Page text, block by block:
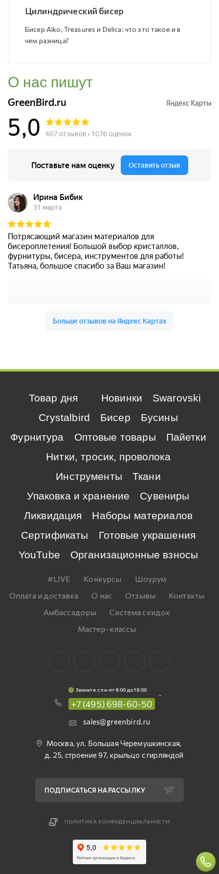
Цилиндрический бисер
Бисер Aiko, Treasures и Delica: что это такое и в
чем разница?
О нас пишут
Товар дня Новинки
Swarovski
Crystalbird
Бисер
Бусины
Фурнитура
Оптовые товары
Пайетки
Нитки, тросик, проволока
Инструменты
Ткани
Упаковка и хранение
Сувениры
Ликвидация
Наборы материалов
Сертификаты
Готовые украшения
YouTube
Организационные взносы
#LIVE Конкурсы
Шоурум
Оплата и доставка
О нас Отзывы
Контакты
Амбассадоры
Система скидок
Мастер-классы
Звоните: c пн-пт 9:00 до 18:00
+7 (495) 698-60-50
sales@greenbird.ru
Москва, ул. Большая Черемушкинская,
д. 25, строение 97, крыльцо с гирляндой
ПОДПИСАТЬСЯ НА РАССЫЛКУ
ПОЛИТИКА КОНФИДЕНЦИАЛЬНОСТИ